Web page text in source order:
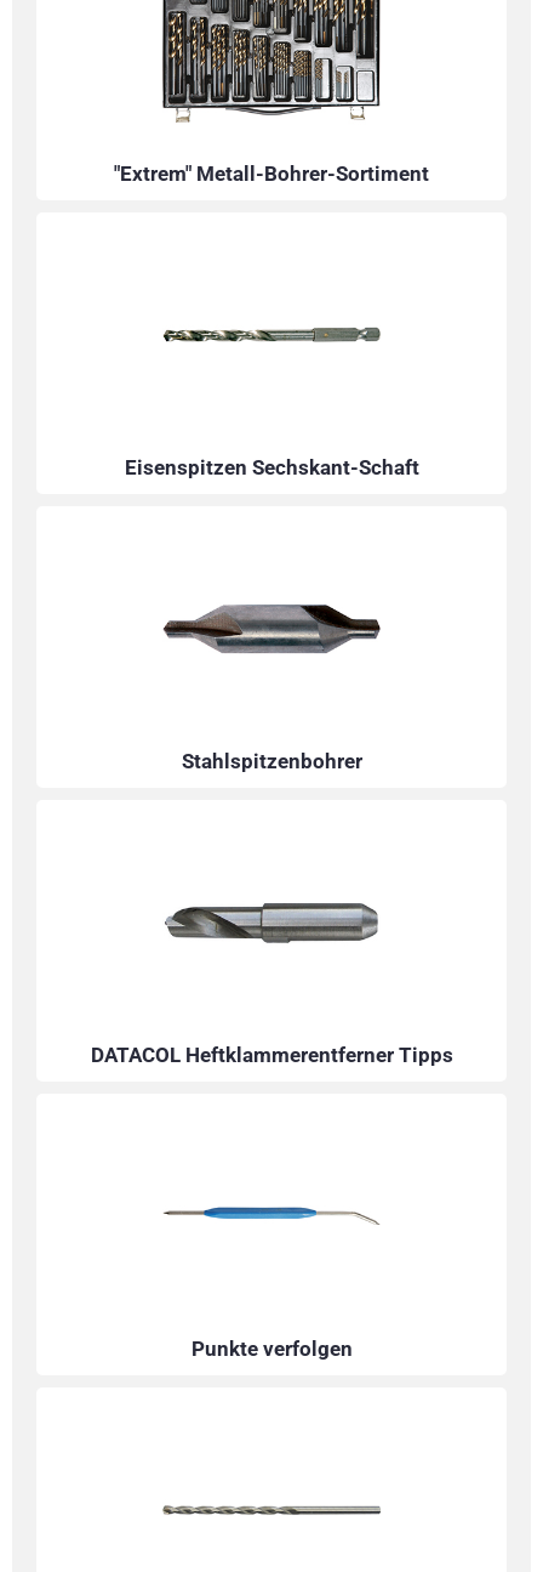
"Extrem" Metall-Bohrer-Sortiment
Eisenspitzen Sechskant-Schaft
Stahlspitzenbohrer
DATACOL Heftklammerentferner Tipps
Punkte verfolgen